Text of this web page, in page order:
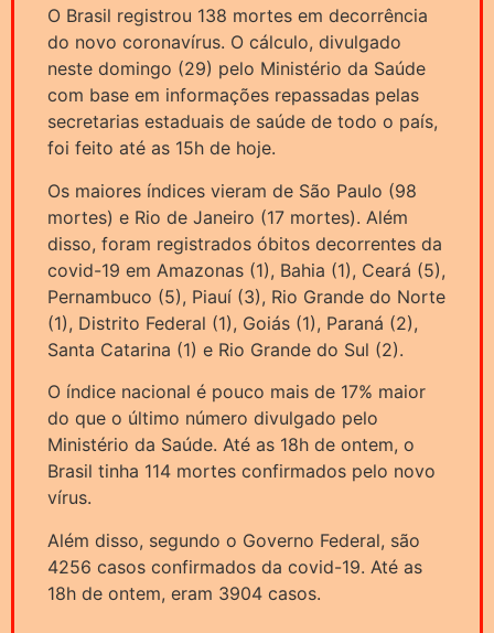
O Brasil registrou 138 mortes em decorrência
do novo coronavírus. O cálculo, divulgado
neste domingo (29) pelo Ministério da Saúde
com base em informações repassadas pelas
secretarias estaduais de saúde de todo o país,
foi feito até as 15h de hoje.
Os maiores índices vieram de São Paulo (98
mortes) e Rio de Janeiro (17 mortes). Além
disso, foram registrados óbitos decorrentes da
covid-19 em Amazonas (1), Bahia (1), Ceará (5),
Pernambuco (5), Piauí (3), Rio Grande do Norte
(1), Distrito Federal (1), Goiás (1), Paraná (2),
Santa Catarina (1) e Rio Grande do Sul (2).
O índice nacional é pouco mais de 17% maior
do que o último número divulgado pelo
Ministério da Saúde. Até as 18h de ontem, o
Brasil tinha 114 mortes confirmados pelo novo
vírus.
Além disso, segundo o Governo Federal, são
4256 casos confirmados da covid-19. Até as
18h de ontem, eram 3904 casos.